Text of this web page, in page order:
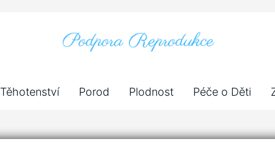
Těhotenství Porod Plodnost Péče o Děti